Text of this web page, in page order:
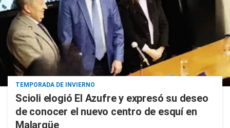
TEMPORADA DE INVIERNO
Scioli elogió El Azufre y expresó su deseo
de conocer el nuevo centro de esquí en
Malargüe